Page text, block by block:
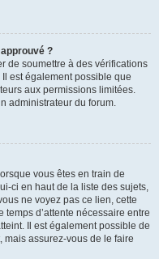
?
de soumettre à des vérifications
est également possible que
aux permissions limitées.
administrateur du forum.
vous êtes en train de
ci en haut de la liste des sujets,
ne voyez pas ce lien, cette
d’attente nécessaire entre
Il est également possible de
assurez-vous de le faire